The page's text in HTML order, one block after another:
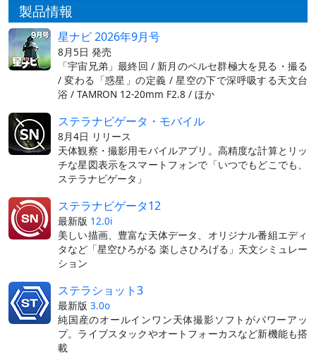
製品情報
星ナビ 2026年9月号
8月5日 発売
「宇宙兄弟」最終回 / 新月のペルセ群極大を見る・撮る
/ 変わる「惑星」の定義 / 星空の下で深呼吸する天文台
浴 / TAMRON 12-20mm F2.8 / ほか
ステラナビゲータ・モバイル
8月4日 リリース
天体観察・撮影用モバイルアプリ。高精度な計算とリッ
チな星図表示をスマートフォンで「いつでもどこでも、
ステラナビゲータ」
ステラナビゲータ12
最新版 12.0i
美しい描画、豊富な天体データ、オリジナル番組エディ
タなど「星空ひろがる 楽しさひろげる」天文シミュレー
ション
ステラショット3
最新版 3.0o
純国産のオールインワン天体撮影ソフトがパワーアッ
プ。ライブスタックやオートフォーカスなど新機能も搭
載